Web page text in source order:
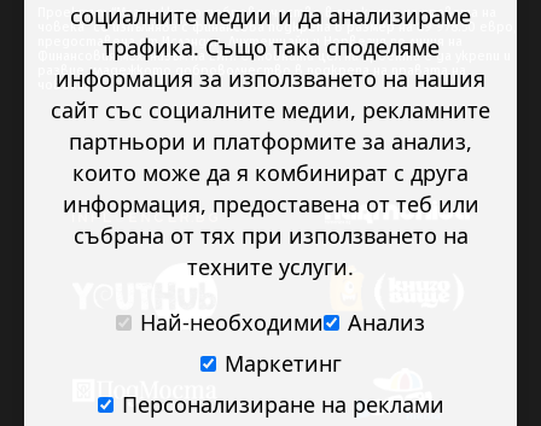
Проектът “Младежкото доброволчество в подкрепа на правата на
човека” се изпълнява с финансова подкрепа в размер на 89 978.50 евро,
предоставена от Исландия, Лихтенщайн и Норвегия по линия на
Финансовия механизъм на ЕИП. Основната цел на проекта е да укрепи и
развие младежкото доброволчество в подкрепа на правата на
човека.
социалните медии и да анализираме
трафика. Също така споделяме
информация за използването на нашия
сайт със социалните медии, рекламните
партньори и платформите за анализ,
които може да я комбинират с друга
информация, предоставена от теб или
събрана от тях при използването на
техните услуги.
Най-необходими
Анализ
Маркетинг
Персонализиране на реклами